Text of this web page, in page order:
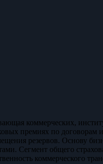
коммерческих,
премиях по договорам
резервов. Основу
Сегмент общего
коммерческого